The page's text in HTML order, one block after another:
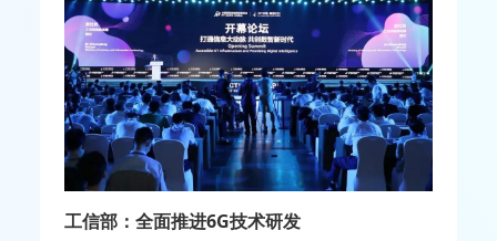
工信部：全面推进6G技术研发